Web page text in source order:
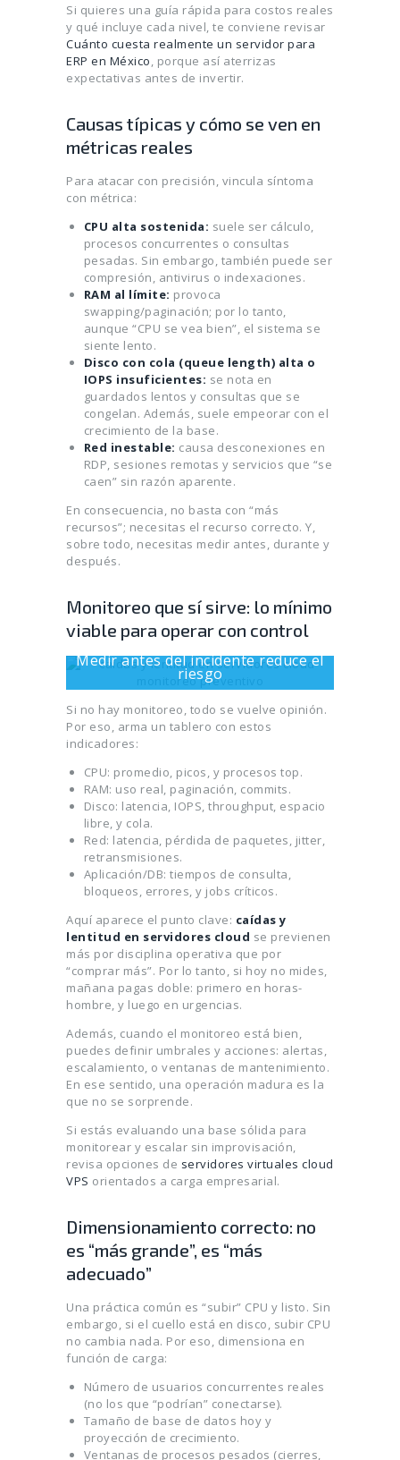
Si quieres una guía rápida para costos reales
y qué incluye cada nivel, te conviene revisar
Cuánto cuesta realmente un servidor para
ERP en México , porque así aterrizas
expectativas antes de invertir.
Causas típicas y cómo se ven en
métricas reales
Para atacar con precisión, vincula síntoma
con métrica:
CPU alta sostenida: suele ser cálculo,
procesos concurrentes o consultas
pesadas. Sin embargo, también puede ser
compresión, antivirus o indexaciones.
RAM al límite: provoca
swapping/paginación; por lo tanto,
aunque “CPU se vea bien”, el sistema se
siente lento.
Disco con cola (queue length) alta o
IOPS insuficientes: se nota en
guardados lentos y consultas que se
congelan. Además, suele empeorar con el
crecimiento de la base.
Red inestable: causa desconexiones en
RDP, sesiones remotas y servicios que “se
caen” sin razón aparente.
En consecuencia, no basta con “más
recursos”; necesitas el recurso correcto. Y,
sobre todo, necesitas medir antes, durante y
después.
Monitoreo que sí sirve: lo mínimo
viable para operar con control
Medir antes del incidente reduce el
riesgo
Si no hay monitoreo, todo se vuelve opinión.
Por eso, arma un tablero con estos
indicadores:
CPU: promedio, picos, y procesos top.
RAM: uso real, paginación, commits.
Disco: latencia, IOPS, throughput, espacio
libre, y cola.
Red: latencia, pérdida de paquetes, jitter,
retransmisiones.
Aplicación/DB: tiempos de consulta,
bloqueos, errores, y jobs críticos.
Aquí aparece el punto clave: caídas y
lentitud en servidores cloud se previenen
más por disciplina operativa que por
“comprar más”. Por lo tanto, si hoy no mides,
mañana pagas doble: primero en horas-
hombre, y luego en urgencias.
Además, cuando el monitoreo está bien,
puedes definir umbrales y acciones: alertas,
escalamiento, o ventanas de mantenimiento.
En ese sentido, una operación madura es la
que no se sorprende.
Si estás evaluando una base sólida para
monitorear y escalar sin improvisación,
revisa opciones de servidores virtuales cloud
VPS orientados a carga empresarial.
Dimensionamiento correcto: no
es “más grande”, es “más
adecuado”
Una práctica común es “subir” CPU y listo. Sin
embargo, si el cuello está en disco, subir CPU
no cambia nada. Por eso, dimensiona en
función de carga:
Número de usuarios concurrentes reales
(no los que “podrían” conectarse).
Tamaño de base de datos hoy y
proyección de crecimiento.
Ventanas de procesos pesados (cierres,